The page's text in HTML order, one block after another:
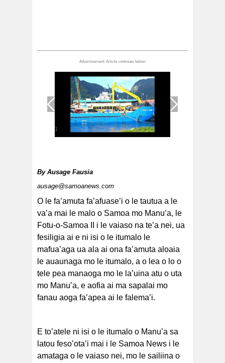
1
malaga mulimuli mo Manu’a
By Ausage Fausia
ausage@samoanews.com
O le fa’amuta fa’afuase’i o le tautua a le
va’a mai le malo o Samoa mo Manu’a, le
Fotu-o-Samoa II i le vaiaso na te’a nei, ua
fesiligia ai e ni isi o le itumalo le
mafua’aga ua ala ai ona fa’amuta aloaia
le auaunaga mo le itumalo, a o lea o lo o
tele pea manaoga mo le la’uina atu o uta
mo Manu’a, e aofia ai ma sapalai mo
fanau aoga fa’apea ai le falema’i.
E to’atele ni isi o le itumalo o Manu’a sa
latou feso’ota’i mai i le Samoa News i le
amataga o le vaiaso nei, mo le sailiina o